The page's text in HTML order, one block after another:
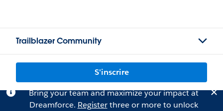
Trailblazer Community
S'inscrire
Bring your team and maximize your impact at
Dreamforce. Registerthree or more to unlock